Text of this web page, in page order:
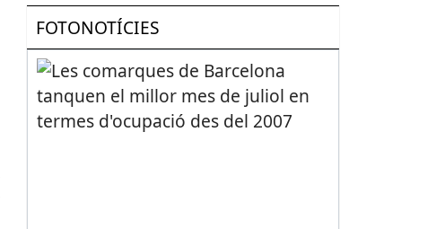
FOTONOTÍCIES